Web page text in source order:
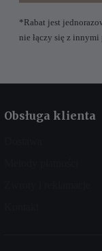
*Rabat jest
nie łączy się z
Obsługa klienta